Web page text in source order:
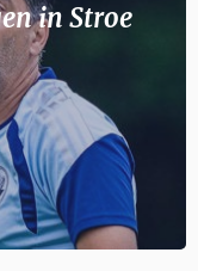
in Stroe